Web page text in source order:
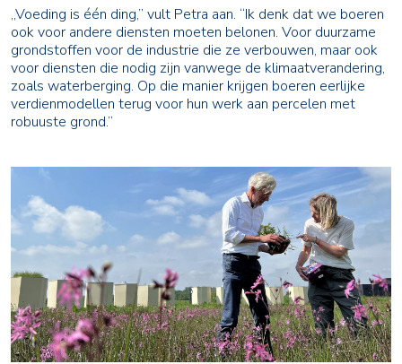
,,Voeding is één ding,’’ vult Petra aan. “Ik denk dat we boeren
ook voor andere diensten moeten belonen. Voor duurzame
grondstoffen voor de industrie die ze verbouwen, maar ook
voor diensten die nodig zijn vanwege de klimaatverandering,
zoals waterberging. Op die manier krijgen boeren eerlijke
verdienmodellen terug voor hun werk aan percelen met
robuuste grond.’’